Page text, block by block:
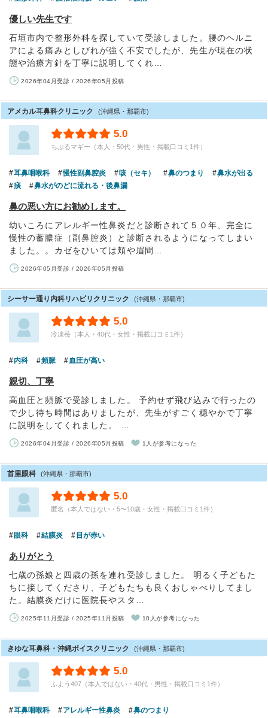
優しい先生です
石垣市内で整形外科を探していて受診しました。腰のヘルニ
アによる痛みとしびれが強く不安でしたが、先生が現在の状
態や治療方針を丁寧に説明してくれ…
2026年04月受診 / 2026年05月投稿
アメカル耳鼻科クリニック (沖縄県・那覇市)
5.0
ちぶるマギー（本人・50代・男性・掲載口コミ1件）
耳鼻咽喉科 慢性副鼻腔炎 咳（セキ） 鼻のつまり
鼻水が出る
痰
鼻水がのどに流れる・後鼻漏
鼻の悪い方にお勧めします。
幼いころにアレルギー性鼻炎だと診断されて５０年、完全に
慢性の蓄膿症（副鼻腔炎）と診断されるようになってしまい
ました。。カゼをひいては頬や眉間…
2026年05月受診 / 2026年05月投稿
シーサー通り内科リハビリクリニック (沖縄県・那覇市)
5.0
冷凍苺（本人・40代・女性・掲載口コミ1件）
内科 頻脈 血圧が高い
親切、丁寧
高血圧と頻脈で受診しました。 予約せず飛び込みで行ったの
で少し待ち時間はありましたが、先生がすごく穏やかで丁寧
に説明をしてくれました。 …
2026年04月受診 / 2026年05月投稿 1人が参考になった
首里眼科 (沖縄県・那覇市)
5.0
匿名（本人ではない・5〜10歳・女性・掲載口コミ1件）
眼科 結膜炎 目が赤い
ありがとう
七歳の孫娘と四歳の孫を連れ受診しました。 明るく子どもた
ちに接してくださり、子どもたちも良くおしゃべりしてまし
た。結膜炎だけに医院長やスタ…
2025年11月受診 / 2025年11月投稿 10人が参考になった
きゆな耳鼻科・沖縄ボイスクリニック (沖縄県・那覇市)
5.0
ふよう407（本人ではない・40代・男性・掲載口コミ1件）
耳鼻咽喉科 アレルギー性鼻炎
鼻のつまり